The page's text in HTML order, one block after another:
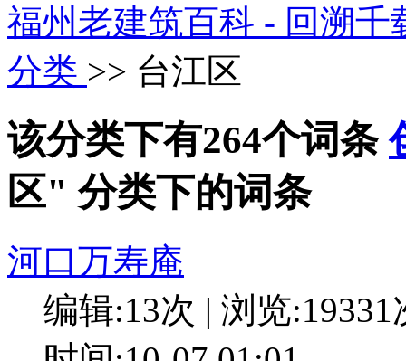
福州老建筑百科 - 回溯
分类 >> 台江区
该分类下有264个词条
区" 分类下的词条
河口万寿庵
编辑:13次 | 浏览:19331